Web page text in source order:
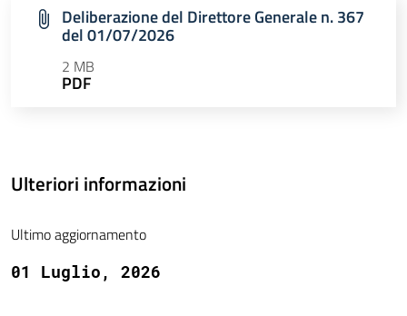
Deliberazione del Direttore Generale n. 367
del 01/07/2026
2 MB
PDF
Ulteriori informazioni
Ultimo aggiornamento
01 Luglio, 2026